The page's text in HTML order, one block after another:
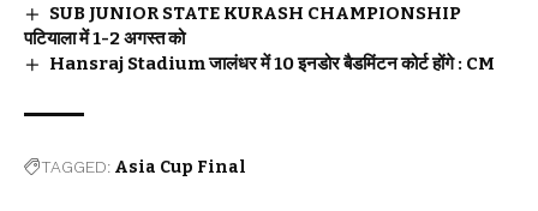
SUB JUNIOR STATE KURASH CHAMPIONSHIP
पटियाला में 1-2 अगस्त को
Hansraj Stadium जालंधर में 10 इनडोर बैडमिंटन कोर्ट होंगे : CM
TAGGED: Asia Cup Final